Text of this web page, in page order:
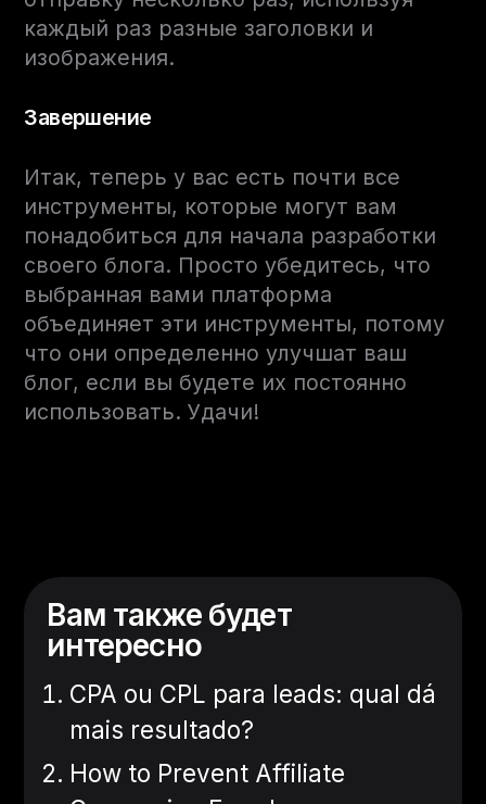
каждый раз разные заголовки и
изображения.
Завершение
Итак, теперь у вас есть почти все
инструменты, которые могут вам
понадобиться для начала разработки
своего блога. Просто убедитесь, что
выбранная вами платформа
объединяет эти инструменты, потому
что они определенно улучшат ваш
блог, если вы будете их постоянно
использовать. Удачи!
Вам также будет
интересно
CPA ou CPL para leads: qual dá
mais resultado?
How to Prevent Affiliate